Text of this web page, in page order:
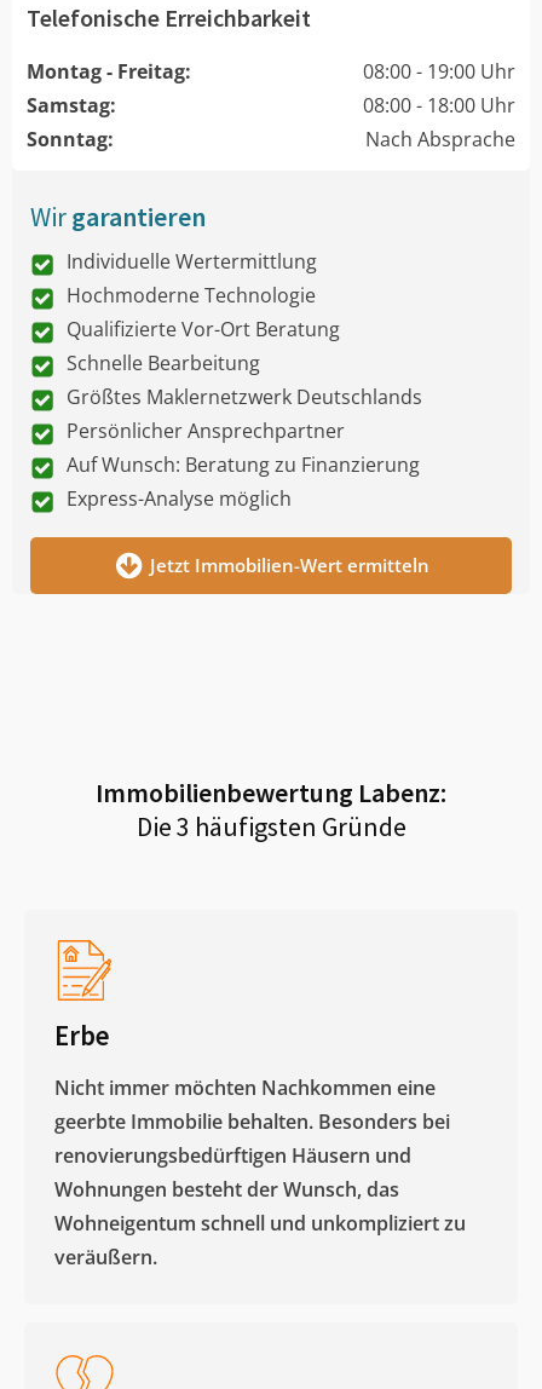
Telefonische Erreichbarkeit
Montag - Freitag:
08:00 - 19:00 Uhr
Samstag:
08:00 - 18:00 Uhr
Sonntag:
Nach Absprache
Wirgarantieren
Individuelle Wertermittlung
Hochmoderne Technologie
Qualifizierte Vor-Ort Beratung
Schnelle Bearbeitung
Größtes Maklernetzwerk Deutschlands
Persönlicher Ansprechpartner
Auf Wunsch: Beratung zu Finanzierung
Express-Analyse möglich
Jetzt Immobilien-Wert ermitteln
Immobilienbewertung Labenz:
Die 3 häufigsten Gründe
Erbe
Nicht immer möchten Nachkommen eine
geerbte Immobilie behalten. Besonders bei
renovierungsbedürftigen Häusern und
Wohnungen besteht der Wunsch, das
Wohneigentum schnell und unkompliziert zu
veräußern. ​